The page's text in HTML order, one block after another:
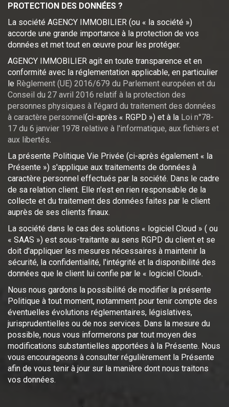
PROTECTION DES DONNÉES ?
La société AGENCY IMMOBILIER (ou « la société »)
accorde une grande importance à la protection de vos
données et met tout en œuvre pour les protéger.
AGENCY IMMOBILIER agit en toute transparence et en
conformité avec la réglementation applicable, en particulier
le Règlement (UE) 2016/679 du Parlement européen et du
Conseil du 27 avril 2016 relatif à la protection des
personnes physiques à l'égard du traitement des données
à caractère personnel(ci-après « RGPD ») et à la Loi n°78-
17 du 6 janvier 1978 relative à l'informatique, aux fichiers et
aux libertés.
La présente Politique Vie Privée (ci-après également « la
Présente ») s'applique aux traitements de données à
caractère personnel effectués par la société. Dans le cadre
de sa relation client. Elle n'est en rien responsable de la
collecte et du traitement des données faites par le client
auprès de ses clients finaux.
La société dans le cas des solutions « logiciel Cloud » ( ou
« SAAS ») est sous-traitante au sens RGPD du client et se
doit d'appliquer les mesures nécessaires à maintenir la
sécurité, la confidentialité, l'intégrité et la disponibilité des
données que le client lui confie par le « logiciel Cloud».
Nous nous gardons la possibilité de modifier la présente
Politique à tout moment, notamment pour tenir compte des
éventuelles évolutions réglementaires, législatives,
jurisprudentielles ou de nos services. Dans la mesure du
possible, nous vous informerons par tout moyen des
modifications substantielles apportées à la Présente. Nous
vous encourageons à consulter régulièrement la Présente
afin de vous tenir à jour sur la manière dont nous traitons
vos données.